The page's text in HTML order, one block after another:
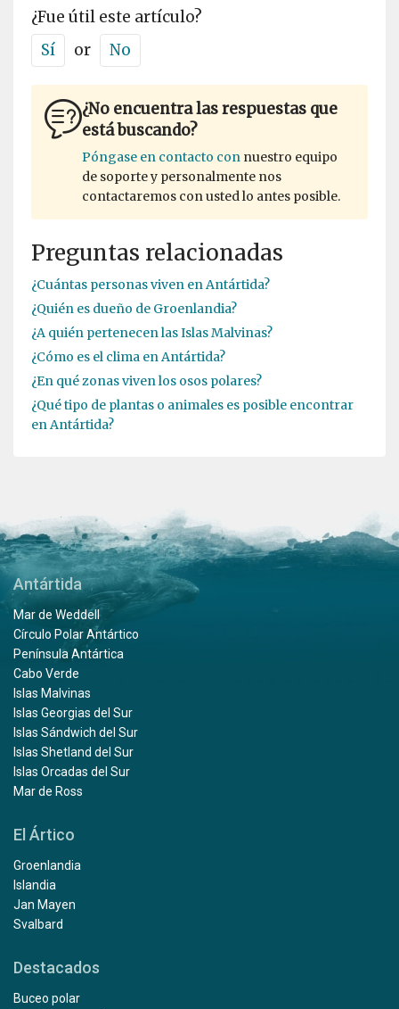
¿Fue útil este artículo?
Sí
or No
¿No encuentra las respuestas que
está buscando?
Póngase en contacto con nuestro equipo
de soporte y personalmente nos
contactaremos con usted lo antes posible.
Preguntas relacionadas
¿Cuántas personas viven en Antártida?
¿Quién es dueño de Groenlandia?
¿A quién pertenecen las Islas Malvinas?
¿Cómo es el clima en Antártida?
¿En qué zonas viven los osos polares?
¿Qué tipo de plantas o animales es posible encontrar
en Antártida?
Antártida
Mar de Weddell
Círculo Polar Antártico
Península Antártica
Cabo Verde
Islas Malvinas
Islas Georgias del Sur
Islas Sándwich del Sur
Islas Shetland del Sur
Islas Orcadas del Sur
Mar de Ross
El Ártico
Groenlandia
Islandia
Jan Mayen
Svalbard
Destacados
Buceo polar